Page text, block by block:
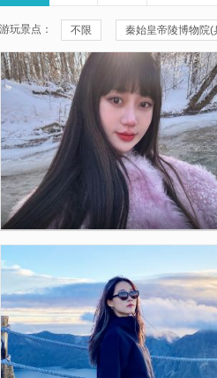
导
模
式
有
6
个
模
下
Tab
键
浏
览
信
息
游玩景点： 不限 秦始皇帝陵博物院(
秦兵马俑三号坑遗址 华
兴坪古镇 秦兵马俑二号
珠海大剧院 周庄
福建土楼(南靖)云水谣景区-怀
慕田峪长城 西安事变旧
都江堰景区 贞丰文化街